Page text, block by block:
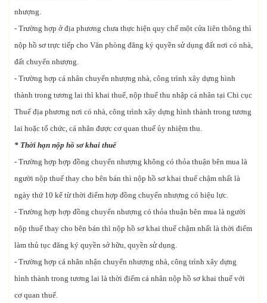
nhượng.
- Trường hợp ở địa phương chưa thực hiện quy chế một cửa liên thông thì
nộp hồ sơ trực tiếp cho Văn phòng đăng ký quyền sử dụng đất nơi có nhà,
đất chuyển nhượng.
- Trường hợp cá nhân chuyển nhượng nhà, công trình xây dựng hình
thành trong tương lai thì khai thuế, nộp thuế thu nhập cá nhân tại Chi cục
Thuế địa phương nơi có nhà, công trình xây dựng hình thành trong tương
lai hoặc tổ chức, cá nhân được cơ quan thuế ủy nhiệm thu.
* Thời hạn nộp hồ sơ khai thuế
- Trường hợp hợp đồng chuyển nhượng không có thỏa thuận bên mua là
người nộp thuế thay cho bên bán thì nộp hồ sơ khai thuế chậm nhất là
ngày thứ 10 kể từ thời điểm hợp đồng chuyển nhượng có hiệu lực.
- Trường hợp hợp đồng chuyển nhượng có thỏa thuận bên mua là người
nộp thuế thay cho bên bán thì nộp hồ sơ khai thuế chậm nhất là thời điểm
làm thủ tục đăng ký quyền sở hữu, quyền sử dụng.
- Trường hợp cá nhân nhận chuyển nhượng nhà, công trình xây dựng
hình thành trong tương lai là thời điểm cá nhân nộp hồ sơ khai thuế với
cơ quan thuế.